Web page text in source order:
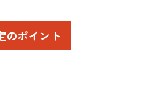
のポイント